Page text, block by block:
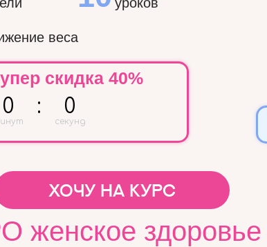
скидка 40%
веса
0 : 0
секунд
женское здоровье
хочу на курс